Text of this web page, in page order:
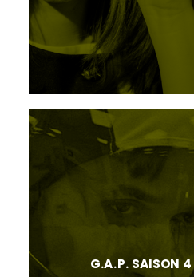
G.A.P. SAISON 4